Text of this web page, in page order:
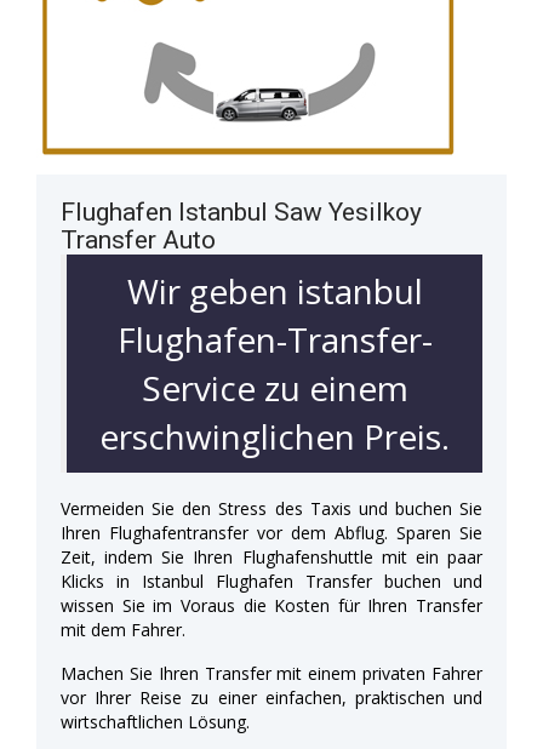
Flughafen Istanbul Saw Yesilkoy
Transfer Auto
Wir geben istanbul
Flughafen-Transfer-
Service zu einem
erschwinglichen Preis.
Vermeiden Sie den Stress des Taxis und buchen Sie
Ihren Flughafentransfer vor dem Abflug. Sparen Sie
Zeit, indem Sie Ihren Flughafenshuttle mit ein paar
Klicks in Istanbul Flughafen Transfer buchen und
wissen Sie im Voraus die Kosten für Ihren Transfer
mit dem Fahrer.
Machen Sie Ihren Transfer mit einem privaten Fahrer
vor Ihrer Reise zu einer einfachen, praktischen und
wirtschaftlichen Lösung.